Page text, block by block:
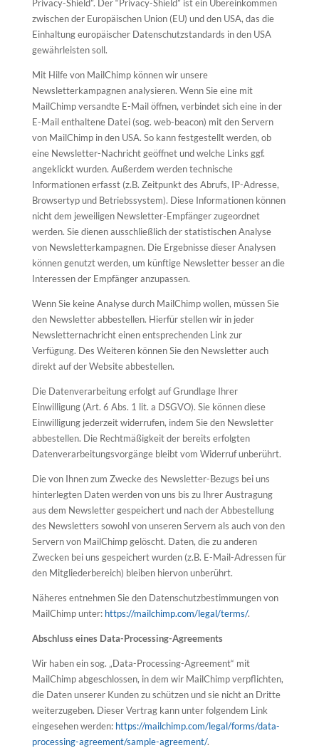
Privacy-Shield”. Der “Privacy-Shield” ist ein Übereinkommen
zwischen der Europäischen Union (EU) und den USA, das die
Einhaltung europäischer Datenschutzstandards in den USA
gewährleisten soll.
Mit Hilfe von MailChimp können wir unsere
Newsletterkampagnen analysieren. Wenn Sie eine mit
MailChimp versandte E-Mail öffnen, verbindet sich eine in der
E-Mail enthaltene Datei (sog. web-beacon) mit den Servern
von MailChimp in den USA. So kann festgestellt werden, ob
eine Newsletter-Nachricht geöffnet und welche Links ggf.
angeklickt wurden. Außerdem werden technische
Informationen erfasst (z.B. Zeitpunkt des Abrufs, IP-Adresse,
Browsertyp und Betriebssystem). Diese Informationen können
nicht dem jeweiligen Newsletter-Empfänger zugeordnet
werden. Sie dienen ausschließlich der statistischen Analyse
von Newsletterkampagnen. Die Ergebnisse dieser Analysen
können genutzt werden, um künftige Newsletter besser an die
Interessen der Empfänger anzupassen.
Wenn Sie keine Analyse durch MailChimp wollen, müssen Sie
den Newsletter abbestellen. Hierfür stellen wir in jeder
Newsletternachricht einen entsprechenden Link zur
Verfügung. Des Weiteren können Sie den Newsletter auch
direkt auf der Website abbestellen.
Die Datenverarbeitung erfolgt auf Grundlage Ihrer
Einwilligung (Art. 6 Abs. 1 lit. a DSGVO). Sie können diese
Einwilligung jederzeit widerrufen, indem Sie den Newsletter
abbestellen. Die Rechtmäßigkeit der bereits erfolgten
Datenverarbeitungsvorgänge bleibt vom Widerruf unberührt.
Die von Ihnen zum Zwecke des Newsletter-Bezugs bei uns
hinterlegten Daten werden von uns bis zu Ihrer Austragung
aus dem Newsletter gespeichert und nach der Abbestellung
des Newsletters sowohl von unseren Servern als auch von den
Servern von MailChimp gelöscht. Daten, die zu anderen
Zwecken bei uns gespeichert wurden (z.B. E-Mail-Adressen für
den Mitgliederbereich) bleiben hiervon unberührt.
Näheres entnehmen Sie den Datenschutzbestimmungen von
MailChimp unter: https://mailchimp.com/legal/terms/.
Abschluss eines Data-Processing-Agreements
Wir haben ein sog. „Data-Processing-Agreement“ mit
MailChimp abgeschlossen, in dem wir MailChimp verpflichten,
die Daten unserer Kunden zu schützen und sie nicht an Dritte
weiterzugeben. Dieser Vertrag kann unter folgendem Link
eingesehen werden: https://mailchimp.com/legal/forms/data-
processing-agreement/sample-agreement/.